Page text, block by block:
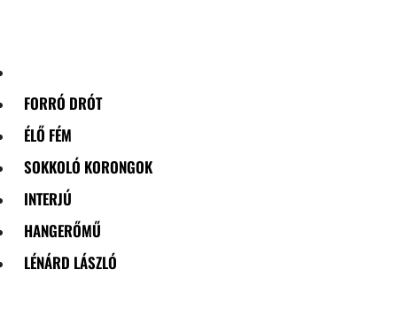
FORRÓ DRÓT
ÉLŐ FÉM
SOKKOLÓ KORONGOK
INTERJÚ
HANGERŐMŰ
LÉNÁRD LÁSZLÓ